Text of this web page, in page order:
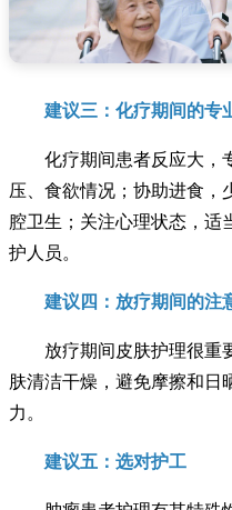
建议三：化疗期间的专
化疗期间患者反应大，
压、食欲情况；协助进食，
腔卫生；关注心理状态，适
护人员。
建议四：放疗期间的注
放疗期间皮肤护理很重
肤清洁干燥，避免摩擦和日
力。
建议五：选对护工